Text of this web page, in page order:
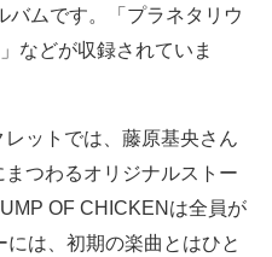
バムです。「プラネタリウ
などが収録されていま
ットでは、藤原基央さん
つわるオリジナルストー
OF CHICKENは全員が
は、初期の楽曲とはひと